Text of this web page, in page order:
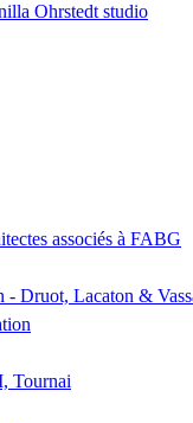
Ohrstedt studio
associés à FABG
- Druot, Lacaton &
Tournai